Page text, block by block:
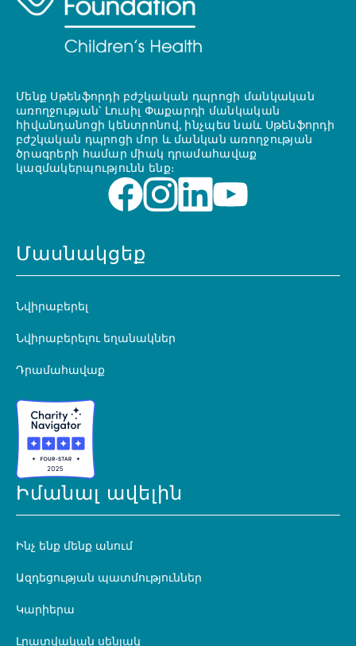
Մենք Սթենֆորդի բժշկական դպրոցի մանկական
առողջության՝ Լուսիլ Փաքարդի մանկական
հիվանդանոցի կենտրոնով, ինչպես նաև Սթենֆորդի
բժշկական դպրոցի մոր և մանկան առողջության
ծրագրերի համար միակ դրամահավաք
կազմակերպությունն ենք։
Մասնակցեք
Նվիրաբերել
Նվիրաբերելու եղանակներ
Դրամահավաք
Իմանալ ավելին
Ինչ ենք մենք անում
Ազդեցության պատմություններ
Կարիերա
Լրատվական սենյակ